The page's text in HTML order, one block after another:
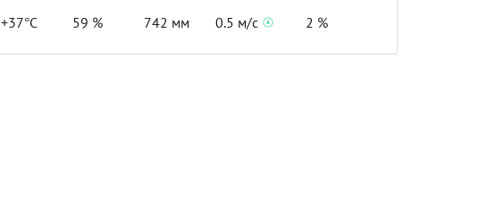
+37°C 59 % 742 мм 0.5 м/с 2 %